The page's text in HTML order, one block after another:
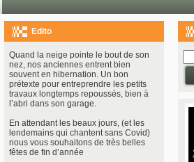
Edito
Quand la neige pointe le bout de son
nez, nos anciennes entrent bien
souvent en hibernation. Un bon
prétexte pour entreprendre les petits
travaux longtemps repoussés, bien à
l’abri dans son garage.
En attendant les beaux jours, (et les
lendemains qui chantent sans Covid)
nous vous souhaitons de très belles
fêtes de fin d’année